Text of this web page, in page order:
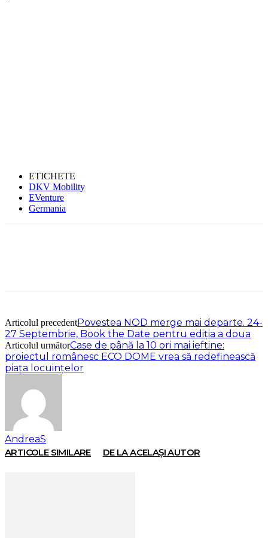
ETICHETE
DKV Mobility
EVenture
Germania
Articolul precedentPovestea NOD merge mai departe. 24-
27 Septembrie, Book the Date pentru ediția a doua
Articolul următorCase de până la 10 ori mai ieftine:
proiectul românesc ECO DOME vrea să redefinească
piața locuințelor
AndreaS
ARTICOLE SIMILARE
DE LA ACELAȘI AUTOR